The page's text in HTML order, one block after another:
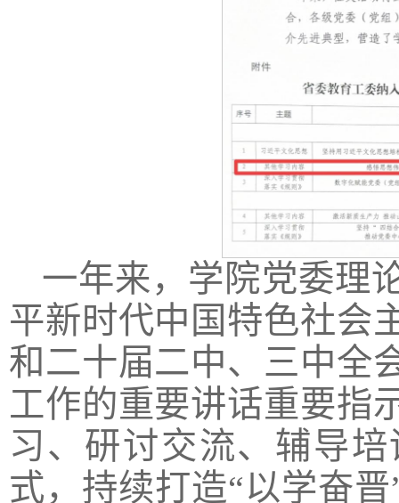
一年来，学院党委理
平新时代中国特色社会
和二十届二中、三中全
工作的重要讲话重要指
习、研讨交流、辅导
式，持续打造“以学奋